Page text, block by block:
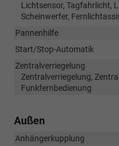
Lichtsensor, Tagfahrlicht,
Scheinwerfer,
Pannenhilfe
Start/Stop-Automatik
Zentralverriegelung
Zentralverriegelung,
Funkfernbedienung
Außen
Anhängerkupplung